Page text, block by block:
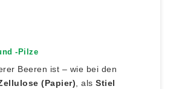
-Pilze
Beeren ist – wie bei den
(Papier), als Stiel